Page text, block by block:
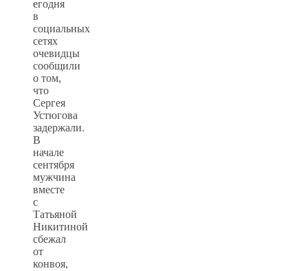
егодня
в
социальных
сетях
очевидцы
сообщили
о том,
что
Сергея
Устюгова
задержали.
В
начале
сентября
мужчина
вместе
с
Татьяной
Никитиной
сбежал
от
конвоя,